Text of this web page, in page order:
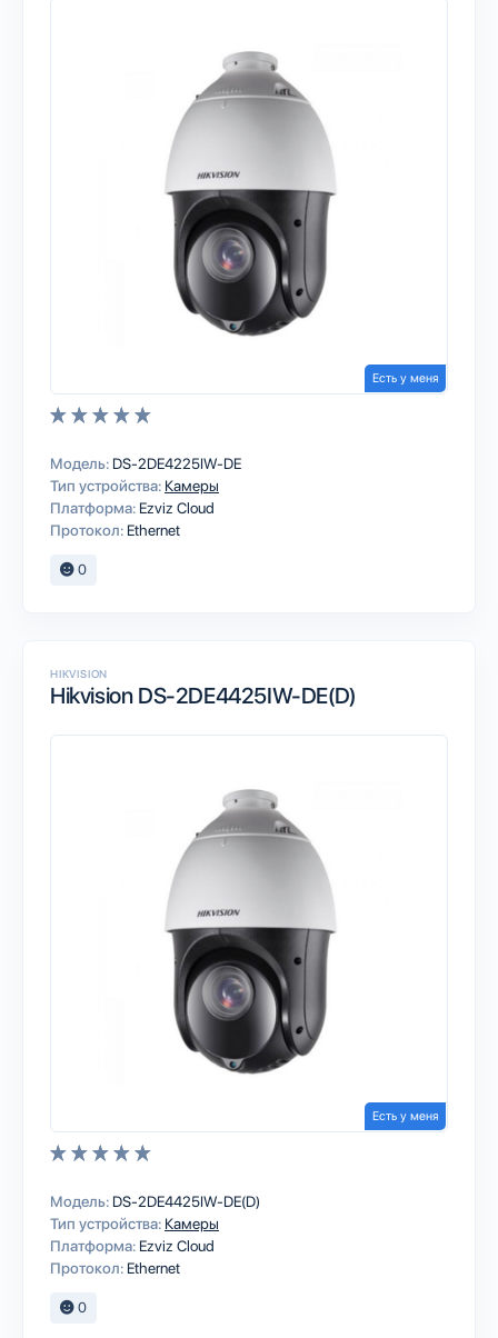
Есть у меня
Модель: DS-2DE4225IW-DE
Тип устройства: Камеры
Платформа: Ezviz Cloud
Протокол: Ethernet
0
HIKVISION
Hikvision DS-2DE4425IW-DE(D)
Есть у меня
Модель: DS-2DE4425IW-DE(D)
Тип устройства: Камеры
Платформа: Ezviz Cloud
Протокол: Ethernet
0